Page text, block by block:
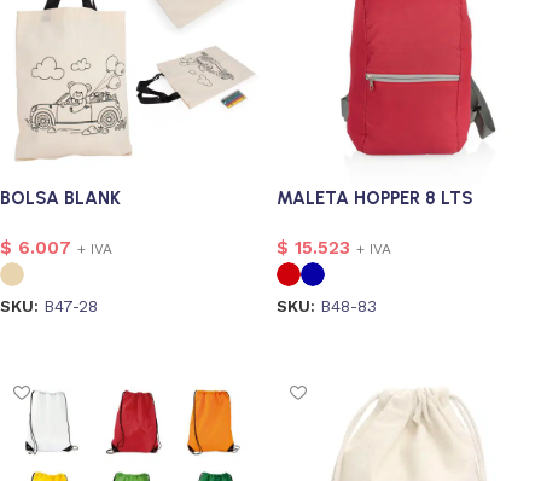
BOLSA BLANK
$ 6.007 + IVA
SKU: B47-28
MALETA HOPPER 8 LTS
$ 15.523 + IVA
SKU: B48-83